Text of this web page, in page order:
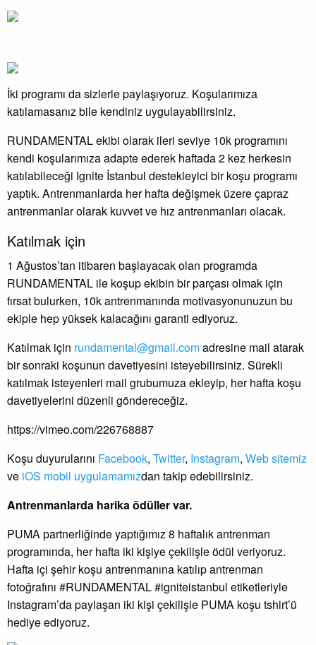
İki programı da sizlerle paylaşıyoruz. Koşularımıza
katılamasanız bile kendiniz uygulayabilirsiniz.
RUNDAMENTAL ekibi olarak ileri seviye 10k programını
kendi koşularımıza adapte ederek haftada 2 kez herkesin
katılabileceği Ignite İstanbul destekleyici bir koşu programı
yaptık. Antrenmanlarda her hafta değişmek üzere çapraz
antrenmanlar olarak kuvvet ve hız antrenmanları olacak.
Katılmak için
1 Ağustos’tan itibaren başlayacak olan programda
RUNDAMENTAL ile koşup ekibin bir parçası olmak için
fırsat bulurken, 10k antrenmanında motivasyonunuzun bu
ekiple hep yüksek kalacağını garanti ediyoruz.
Katılmak için rundamental@gmail.comadresine mail atarak
bir sonraki koşunun davetiyesini isteyebilirsiniz. Sürekli
katılmak isteyenleri mail grubumuza ekleyip, her hafta koşu
davetiyelerini düzenli göndereceğiz.
https://vimeo.com/226768887
Koşu duyurularını Facebook, Twitter, Instagram, Web sitemiz
ve iOS mobil uygulamamızdan takip edebilirsiniz.
Antrenmanlarda harika ödüller var.
PUMA partnerliğinde yaptığımız 8 haftalık antrenman
programında, her hafta iki kişiye çekilişle ödül veriyoruz.
Hafta içi şehir koşu antrenmanına katılıp antrenman
fotoğrafını #RUNDAMENTAL #igniteistanbul etiketleriyle
Instagram’da paylaşan iki kişi çekilişle PUMA koşu tshirt’ü
hediye ediyoruz.